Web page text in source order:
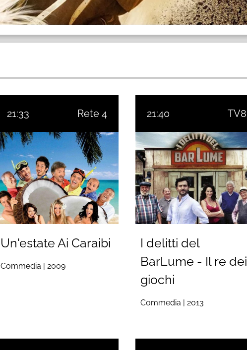
21:33 Rete 4
Un'estate Ai Caraibi
Commedia | 2009
21:40 TV8
I delitti del
BarLume - Il re dei
giochi
Commedia | 2013